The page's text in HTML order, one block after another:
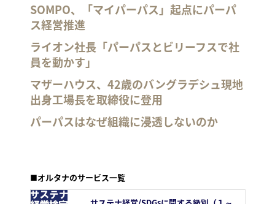
SOMPO、「マイパーパス」起点にパーパ
ス経営推進
ライオン社長「パーパスとビリーフスで社
員を動かす」
マザーハウス、42歳のバングラデシュ現地
出身工場長を取締役に登用
パーパスはなぜ組織に浸透しないのか
■オルタナのサービス一覧